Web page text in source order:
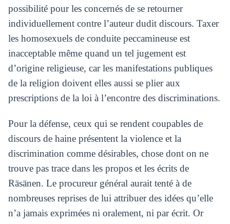
possibilité pour les concernés de se retourner
individuellement contre l’auteur dudit discours. Taxer
les homosexuels de conduite peccamineuse est
inacceptable même quand un tel jugement est
d’origine religieuse, car les manifestations publiques
de la religion doivent elles aussi se plier aux
prescriptions de la loi à l’encontre des discriminations.
Pour la défense, ceux qui se rendent coupables de
discours de haine présentent la violence et la
discrimination comme désirables, chose dont on ne
trouve pas trace dans les propos et les écrits de
Räsänen. Le procureur général aurait tenté à de
nombreuses reprises de lui attribuer des idées qu’elle
n’a jamais exprimées ni oralement, ni par écrit. Or